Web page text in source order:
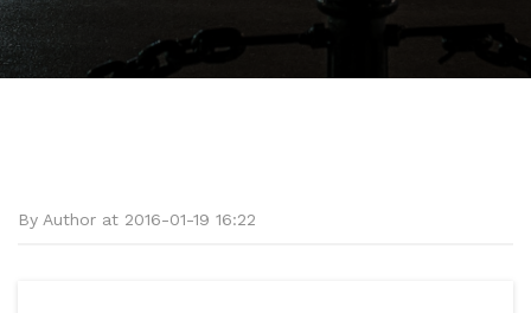
By Author at 2016-01-19 16:22